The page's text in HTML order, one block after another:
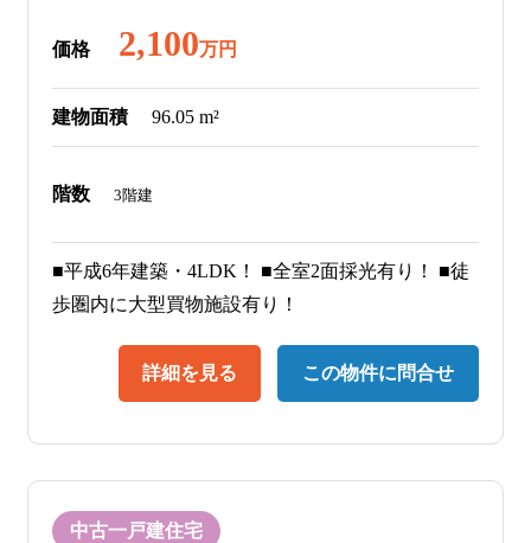
価格 2,100万円
建物面積 96.05 m²
階数 3階建
■平成6年建築・4LDK！ ■全室2面採光有り！ ■徒
歩圏内に大型買物施設有り！
詳細を見る この物件に問合せ
中古一戸建住宅